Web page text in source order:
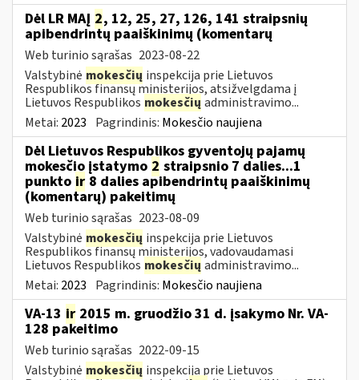
Dėl LR MAĮ 2, 12, 25, 27, 126, 141 straipsnių
apibendrintų paaiškinimų (komentarų
Web turinio sąrašas 2023-08-22
Valstybinė mokesčių inspekcija prie Lietuvos
Respublikos finansų ministerijos, atsižvelgdama į
Lietuvos Respublikos mokesčių administravimo...
Metai: 2023 Pagrindinis: Mokesčio naujiena
Dėl Lietuvos Respublikos gyventojų pajamų
mokesčio įstatymo 2 straipsnio 7 dalies...1
punkto ir 8 dalies apibendrintų paaiškinimų
(komentarų) pakeitimų
Web turinio sąrašas 2023-08-09
Valstybinė mokesčių inspekcija prie Lietuvos
Respublikos finansų ministerijos, vadovaudamasi
Lietuvos Respublikos mokesčių administravimo...
Metai: 2023 Pagrindinis: Mokesčio naujiena
VA-13 ir 2015 m. gruodžio 31 d. įsakymo Nr. VA-
128 pakeitimo
Web turinio sąrašas 2022-09-15
Valstybinė mokesčių inspekcija prie Lietuvos